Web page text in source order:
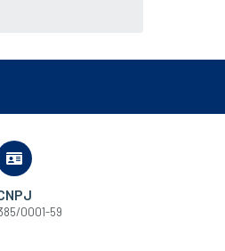
0001-59